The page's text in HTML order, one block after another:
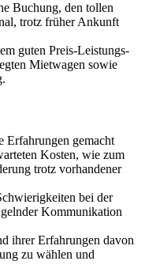
Buchung, den tollen
trotz früher Ankunft
guten Preis-Leistungs-
Mietwagen sowie
Erfahrungen gemacht
Kosten, wie zum
trotz vorhandener
bei der
Kommunikation
ihrer Erfahrungen davon
zu wählen und